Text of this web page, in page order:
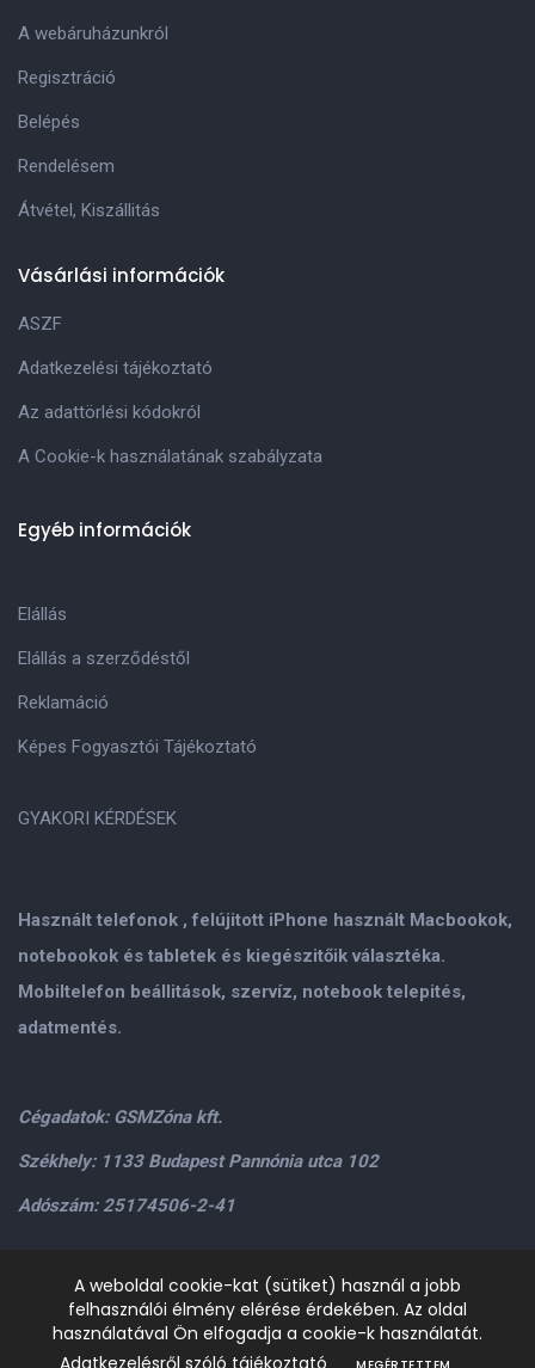
Használt telefonok , felújitott iPhone használt Macbookok,
notebookok és tabletek és kiegészitőik választéka.
Mobiltelefon beállitások, szervíz, notebook telepités,
adatmentés.
Cégadatok: GSMZóna kft.
Székhely: 1133 Budapest Pannónia utca 102
Adószám: 25174506-2-41
Személyes átvétel: GSMZóna kft. 1134.Bp. Váci út 9-15
H-P: 9.00-17.00,Szo: 9.00-13.00+36205534995+36209906363
gsmzonakft@gmail.com
A webáruházunkról
Regisztráció
Belépés
Rendelésem
Átvétel, Kiszállitás
Vásárlási információk
ASZF
Adatkezelési tájékoztató
Az adattörlési kódokról
A Cookie-k használatának szabályzata
Egyéb információk
Elállás
Elállás a szerződéstől
Reklamáció
Képes Fogyasztói Tájékoztató
GYAKORI KÉRDÉSEK
A weboldal cookie-kat (sütiket) használ a jobb
felhasználói élmény elérése érdekében. Az oldal
használatával Ön elfogadja a cookie-k használatát.